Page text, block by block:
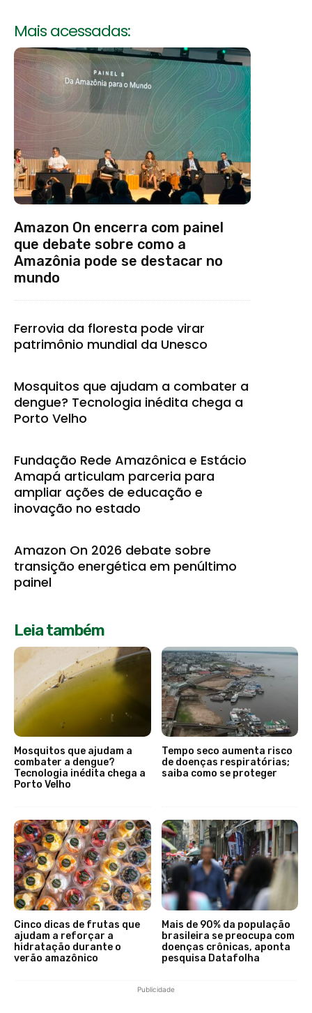
Mais acessadas:
Amazon On encerra com painel
que debate sobre como a
Amazônia pode se destacar no
mundo
Ferrovia da floresta pode virar
patrimônio mundial da Unesco
Mosquitos que ajudam a combater a
dengue? Tecnologia inédita chega a
Porto Velho
Fundação Rede Amazônica e Estácio
Amapá articulam parceria para
ampliar ações de educação e
inovação no estado
Amazon On 2026 debate sobre
transição energética em penúltimo
painel
Leia também
Mosquitos que ajudam a
combater a dengue?
Tecnologia inédita chega a
Porto Velho
Tempo seco aumenta risco
de doenças respiratórias;
saiba como se proteger
Cinco dicas de frutas que
ajudam a reforçar a
hidratação durante o
verão amazônico
Mais de 90% da população
brasileira se preocupa com
doenças crônicas, aponta
pesquisa Datafolha
Publicidade